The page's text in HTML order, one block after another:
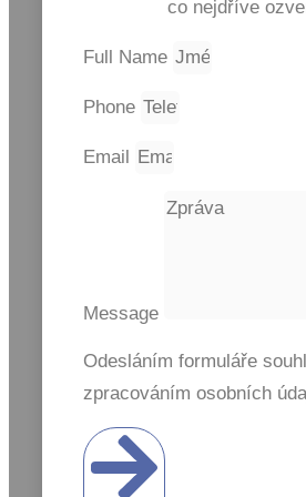
co nejdříve
Full Name
Phone
Email
Message
Odesláním formuláře
zpracováním osobních